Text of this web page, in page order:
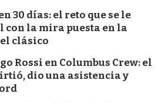
30 días: el reto que se le
con la mira puesta en la
clásico
Rossi en Columbus Crew: el
dio una asistencia y